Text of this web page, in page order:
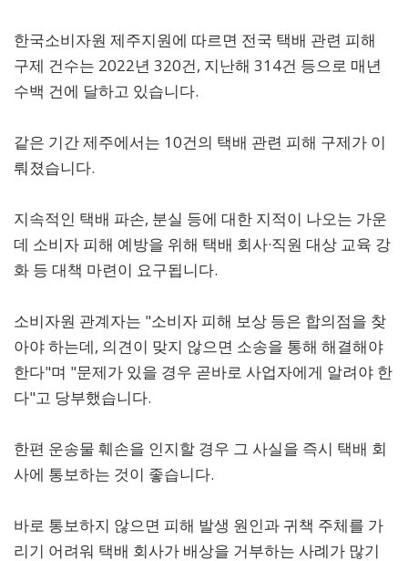
한국소비자원 제주지원에 따르면 전국 택배 관련 피해
구제 건수는 2022년 320건, 지난해 314건 등으로 매년
수백 건에 달하고 있습니다.
같은 기간 제주에서는 10건의 택배 관련 피해 구제가 이
뤄졌습니다.
지속적인 택배 파손, 분실 등에 대한 지적이 나오는 가운
데 소비자 피해 예방을 위해 택배 회사·직원 대상 교육 강
화 등 대책 마련이 요구됩니다.
소비자원 관계자는 "소비자 피해 보상 등은 합의점을 찾
아야 하는데, 의견이 맞지 않으면 소송을 통해 해결해야
한다"며 "문제가 있을 경우 곧바로 사업자에게 알려야 한
다"고 당부했습니다.
한편 운송물 훼손을 인지할 경우 그 사실을 즉시 택배 회
사에 통보하는 것이 좋습니다.
바로 통보하지 않으면 피해 발생 원인과 귀책 주체를 가
리기 어려워 택배 회사가 배상을 거부하는 사례가 많기